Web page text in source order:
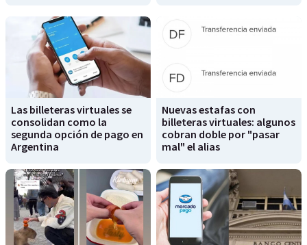
Las billeteras virtuales se
consolidan como la
segunda opción de pago en
Argentina
Nuevas estafas con
billeteras virtuales: algunos
cobran doble por "pasar
mal" el alias